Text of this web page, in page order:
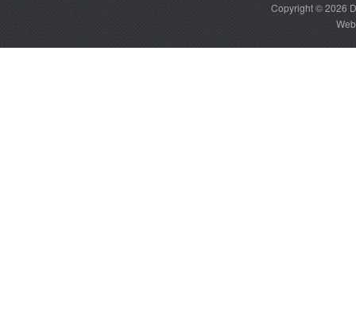
Copyright © 2026